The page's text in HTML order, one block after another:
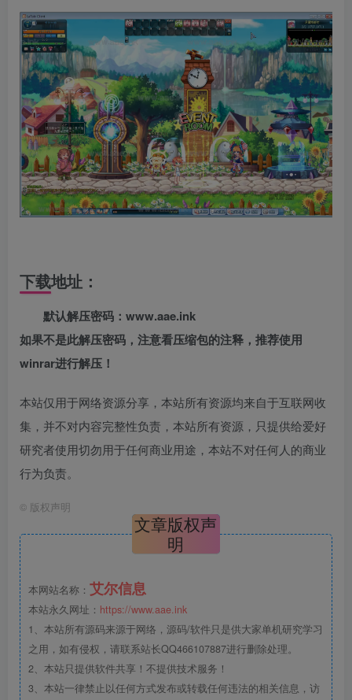
下载地址：
默认解压密码：www.aae.ink
如果不是此解压密码，注意看压缩包的注释，推荐使用
winrar进行解压！
本站仅用于网络资源分享，本站所有资源均来自于互联网收
集，并不对内容完整性负责，本站所有资源，只提供给爱好
研究者使用切勿用于任何商业用途，本站不对任何人的商业
行为负责。
© 版权声明
文章版权声
明
本网站名称： 艾尔信息
本站永久网址： https://www.aae.ink
1、本站所有源码来源于网络，源码/软件只是供大家单机研究学习
之用，如有侵权，请联系站长QQ466107887进行删除处理。
2、本站只提供软件共享！不提供技术服务！
3、本站一律禁止以任何方式发布或转载任何违法的相关信息，访